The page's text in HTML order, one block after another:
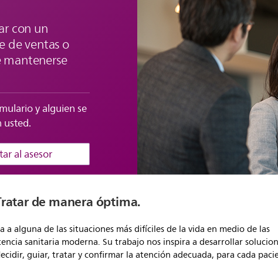
con un
de ventas o
y alguien se
usted.
al asesor
de manera óptima.
a alguna de las situaciones más difíciles de la vida en medio de las
sanitaria moderna. Su trabajo nos inspira a desarrollar
guiar, tratar y confirmar la atención adecuada, para cada